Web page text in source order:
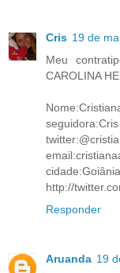
Cris 19 de
Meu
CAROLINA
seguidora:Cris
http://
Responder
Aruanda 19